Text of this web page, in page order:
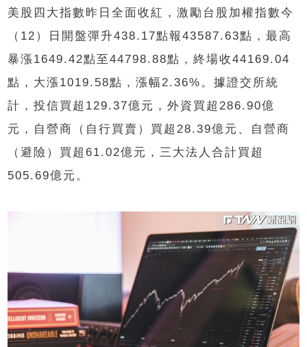
美股四大指數昨日全面收紅，激勵台股加權指數今
（12）日開盤彈升438.17點報43587.63點，最高
暴漲1649.42點至44798.88點，終場收44169.04
點，大漲1019.58點，漲幅2.36%。據證交所統
計，投信買超129.37億元，外資買超286.90億
元，自營商（自行買賣）買超28.39億元、自營商
（避險）買超61.02億元，三大法人合計買超
505.69億元。